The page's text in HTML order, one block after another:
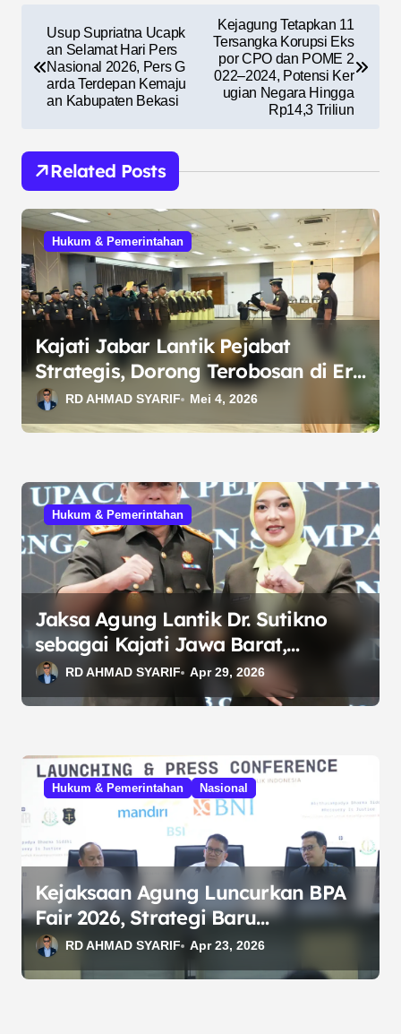
a
s
i
p
o
s
Usup Supriatna Ucapk
an Selamat Hari Pers
Nasional 2026, Pers G
arda Terdepan Kemaju
an Kabupaten Bekasi
Kejagung Tetapkan 11
Tersangka Korupsi Eks
por CPO dan POME 2
022–2024, Potensi Ker
ugian Negara Hingga
Rp14,3 Triliun
Related Posts
Hukum & Pemerintahan
Kajati Jabar Lantik Pejabat
Strategis, Dorong Terobosan di Era
DigitalRD AHMAD SYARIF Mei 4, 2026
Hukum & Pemerintahan
Jaksa Agung Lantik Dr. Sutikno
sebagai Kajati Jawa Barat,
Tekankan Penegakan Hukum
Humanis
RD AHMAD SYARIF Apr 29, 2026
Hukum & Pemerintahan Nasional
Kejaksaan Agung Luncurkan BPA
Fair 2026, Strategi Baru
Optimalkan Pemulihan Aset
Negara
RD AHMAD SYARIF Apr 23, 2026